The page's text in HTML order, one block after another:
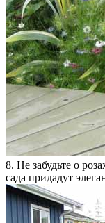
8. Не забудьте о
сада придадут